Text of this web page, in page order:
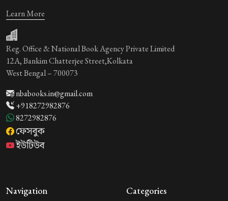
Learn More
Reg. Office & National Book Agency Private Limited
12A, Bankim Chatterjee Street,Kolkata
West Bengal – 700073
nbabooks.in@gmail.com
+918272982876
8272982876
ফেসবুক
ইউটিউব
Navigation Categories